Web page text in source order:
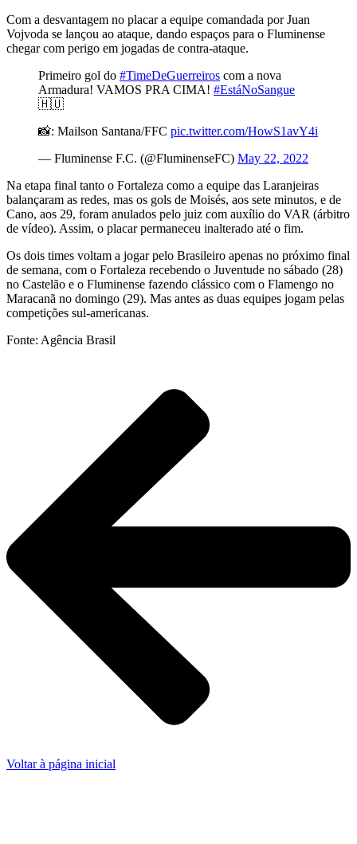
Com a desvantagem no placar a equipe comandada por Juan
Vojvoda se lançou ao ataque, dando espaços para o Fluminense
chegar com perigo em jogadas de contra-ataque.
Primeiro gol do #TimeDeGuerreiros com a nova
Armadura! VAMOS PRA CIMA! #EstáNoSangue
🇭🇺
📸: Mailson Santana/FFC pic.twitter.com/HowS1avY4i
— Fluminense F.C. (@FluminenseFC) May 22, 2022
Na etapa final tanto o Fortaleza como a equipe das Laranjeiras
balançaram as redes, mas os gols de Moisés, aos sete minutos, e de
Cano, aos 29, foram anulados pelo juiz com auxílio do VAR (árbitro
de vídeo). Assim, o placar permaneceu inalterado até o fim.
Os dois times voltam a jogar pelo Brasileiro apenas no próximo final
de semana, com o Fortaleza recebendo o Juventude no sábado (28)
no Castelão e o Fluminense fazendo clássico com o Flamengo no
Maracanã no domingo (29). Mas antes as duas equipes jogam pelas
competições sul-americanas.
Fonte: Agência Brasil
Voltar à página inicial